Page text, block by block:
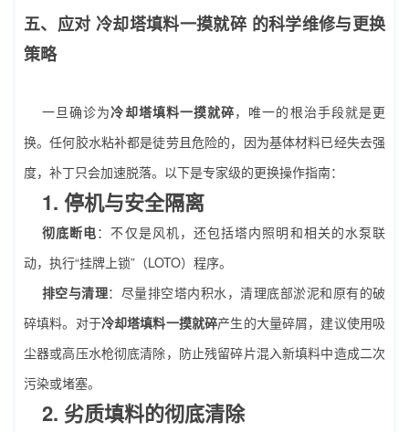
五、应对 冷却塔填料一摸就碎 的科学维修与更换
策略
一旦确诊为冷却塔填料一摸就碎，唯一的根治手段就是更
换。任何胶水粘补都是徒劳且危险的，因为基体材料已经失去强
度，补丁只会加速脱落。以下是专家级的更换操作指南：
1. 停机与安全隔离
彻底断电：不仅是风机，还包括塔内照明和相关的水泵联
动，执行“挂牌上锁”（LOTO）程序。
排空与清理：尽量排空塔内积水，清理底部淤泥和原有的破
碎填料。对于冷却塔填料一摸就碎产生的大量碎屑，建议使用吸
尘器或高压水枪彻底清除，防止残留碎片混入新填料中造成二次
污染或堵塞。
2. 劣质填料的彻底清除